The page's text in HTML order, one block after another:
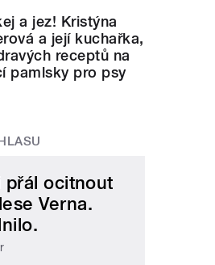
a jez! Kristýna
a její kuchařka,
receptů na
pamlsky pro psy
přál ocitnout
Verna.